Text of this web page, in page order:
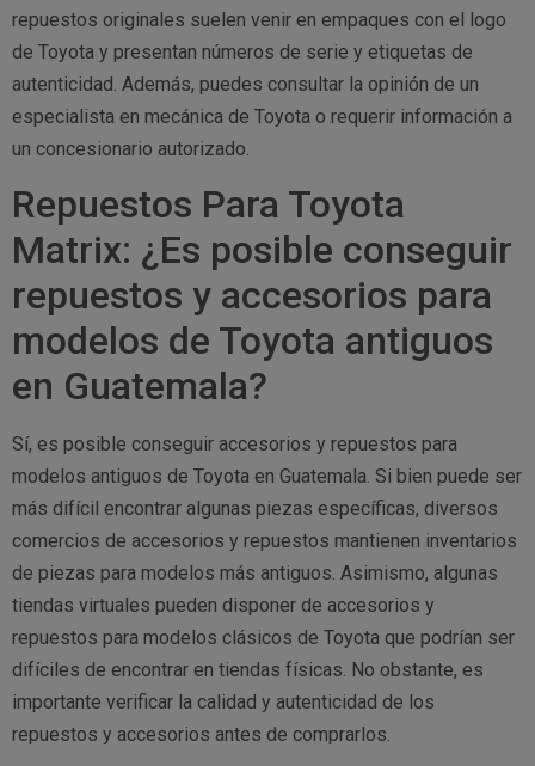
repuestos originales suelen venir en empaques con el logo
de Toyota y presentan números de serie y etiquetas de
autenticidad. Además, puedes consultar la opinión de un
especialista en mecánica de Toyota o requerir información a
un concesionario autorizado.
Repuestos Para Toyota
Matrix: ¿Es posible conseguir
repuestos y accesorios para
modelos de Toyota antiguos
en Guatemala?
Sí, es posible conseguir accesorios y repuestos para
modelos antiguos de Toyota en Guatemala. Si bien puede ser
más difícil encontrar algunas piezas específicas, diversos
comercios de accesorios y repuestos mantienen inventarios
de piezas para modelos más antiguos. Asimismo, algunas
tiendas virtuales pueden disponer de accesorios y
repuestos para modelos clásicos de Toyota que podrían ser
difíciles de encontrar en tiendas físicas. No obstante, es
importante verificar la calidad y autenticidad de los
repuestos y accesorios antes de comprarlos.